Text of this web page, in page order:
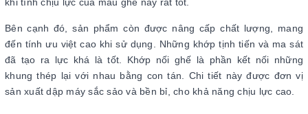
khi tính chịu lực của mẫu ghế này rất tốt.
Bên cạnh đó, sản phẩm còn được nâng cấp chất lượng, mang
đến tính ưu việt cao khi sử dụng. Những khớp tịnh tiến và ma sát
đã tạo ra lực khá là tốt. Khớp nối ghế là phần kết nối những
khung thép lại với nhau bằng con tán. Chi tiết này được đơn vị
sản xuất dập máy sắc sảo và bền bỉ, cho khả năng chịu lực cao.